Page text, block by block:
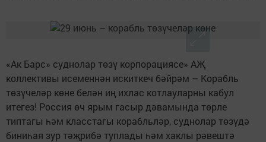
«Ак Барс» суднолар төзү корпорациясе» АҖ
коллективы исеменнән искиткеч бәйрәм – Корабль
төзүчеләр көне белән иң ихлас котлауларны кабул
итегез! Россия өч ярым гасыр дәвамында төрле
типтагы һәм класстагы корабльләр, суднолар төзүдә
биниһая зур тәҗрибә туплады һәм хаклы рәвештә